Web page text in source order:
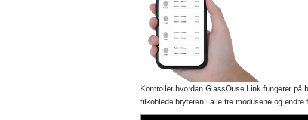
Kontroller hvordan GlassOuse Link fungerer på
tilkoblede bryteren i alle tre modusene og